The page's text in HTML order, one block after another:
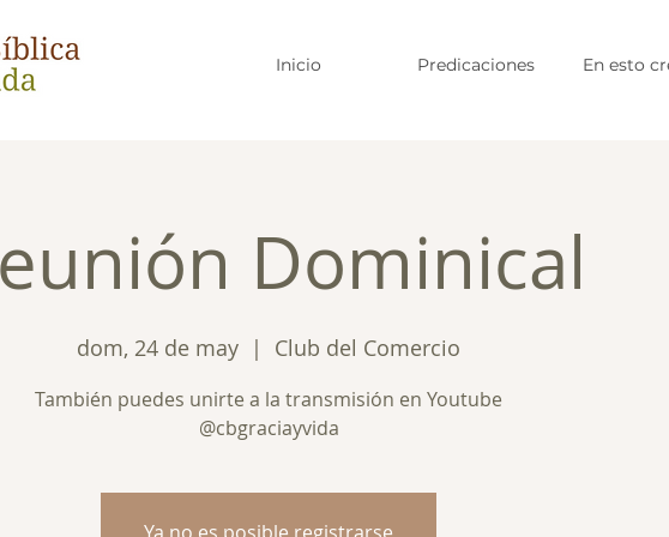
Inicio Predicaciones En esto
Dominical
dom, 24 de may
  |
Club del Comercio
También puedes unirte a la transmisión en Youtube
@cbgraciayvida